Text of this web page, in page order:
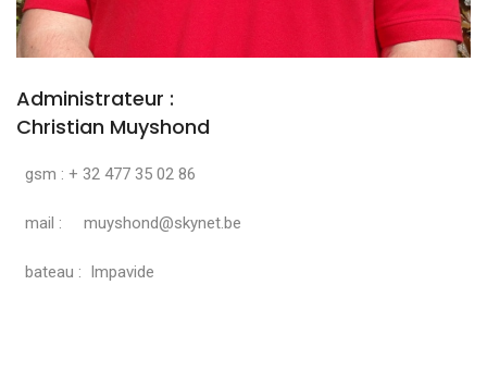
Administrateur :
Christian Muyshond
gsm : + 32 477 35 02 86
mail : muyshond@skynet.be
bateau : Impavide